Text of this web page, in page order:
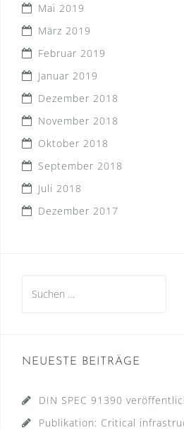
Mai 2019
März 2019
Februar 2019
Januar 2019
Dezember 2018
November 2018
Oktober 2018
September 2018
Juli 2018
Dezember 2017
nach:
NEUESTE BEITRÄGE
DIN SPEC 91390
Publikation: Critical